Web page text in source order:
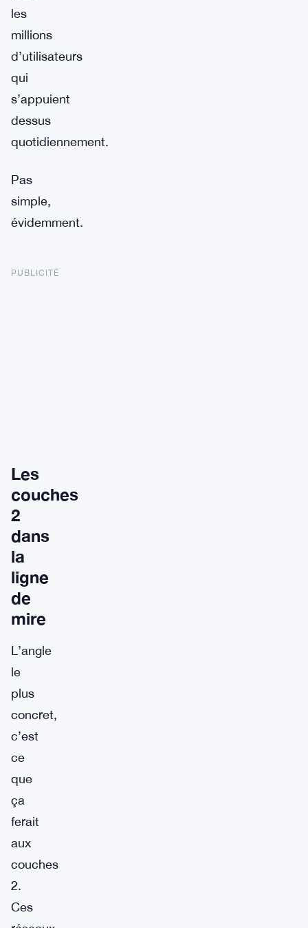
les
millions
d’utilisateurs
qui
s’appuient
dessus
quotidiennement.
Pas
simple,
évidemment.
PUBLICITÉ
Les
couches
2
dans
la
ligne
de
mire
L’angle
le
plus
concret,
c’est
ce
que
ça
ferait
aux
couches
2.
Ces